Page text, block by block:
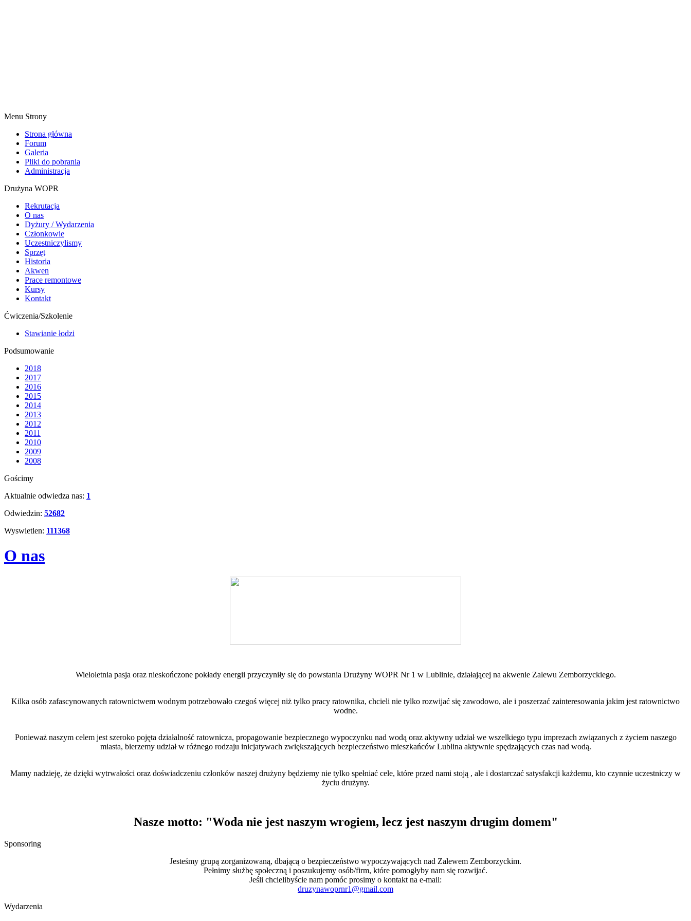
Menu Strony
Strona główna
Forum
Galeria
Pliki do pobrania
Administracja
Drużyna WOPR
Rekrutacja
O nas
Dyżury / Wydarzenia
Członkowie
Uczestniczylismy
Sprzęt
Historia
Akwen
Prace remontowe
Kursy
Kontakt
Ćwiczenia/Szkolenie
Stawianie łodzi
Podsumowanie
2018
2017
2016
2015
2014
2013
2012
2011
2010
2009
2008
Gościmy
Aktualnie odwiedza nas: 1
Odwiedzin: 52682
Wyswietlen: 111368
O nas
Wieloletnia pasja oraz nieskończone pokłady energii przyczyniły się do powstania Drużyny WOPR Nr 1 w Lublinie, działającej na akwenie Zalewu Zemborzyckiego.
Kilka osób zafascynowanych ratownictwem wodnym potrzebowało czegoś więcej niż tylko pracy ratownika, chcieli nie tylko rozwijać się zawodowo, ale i poszerzać zainteresowania jakim jest ratownictwo
wodne.
Ponieważ naszym celem jest szeroko pojęta działalność ratownicza, propagowanie bezpiecznego wypoczynku nad wodą oraz aktywny udział we wszelkiego typu imprezach związanych z życiem naszego
miasta, bierzemy udział w różnego rodzaju inicjatywach zwiększających bezpieczeństwo mieszkańców Lublina aktywnie spędzających czas nad wodą.
Mamy nadzieję, że dzięki wytrwałości oraz doświadczeniu członków naszej drużyny będziemy nie tylko spełniać cele, które przed nami stoją , ale i dostarczać satysfakcji każdemu, kto czynnie uczestniczy w
życiu drużyny.
Nasze motto: "Woda nie jest naszym wrogiem, lecz jest naszym drugim domem"
Sponsoring
Jesteśmy grupą zorganizowaną, dbającą o bezpieczeństwo wypoczywających nad Zalewem Zemborzyckim.
Pełnimy służbę społeczną i poszukujemy osób/firm, które pomogłyby nam się rozwijać.
Jeśli chcielibyście nam pomóc prosimy o kontakt na e-mail:
druzynawoprnr1@gmail.com
Wydarzenia